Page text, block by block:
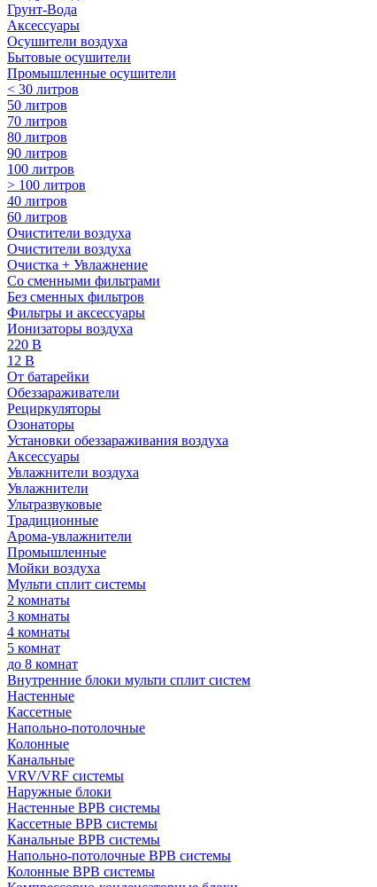
Грунт-Вода
Аксессуары
Осушители воздуха
Бытовые осушители
Промышленные осушители
< 30 литров
50 литров
70 литров
80 литров
90 литров
100 литров
> 100 литров
40 литров
60 литров
Очистители воздуха
Очистители воздуха
Очистка + Увлажнение
Cо сменными фильтрами
Без сменных фильтров
Фильтры и аксессуары
Ионизаторы воздуха
220 В
12 В
От батарейки
Обеззараживатели
Рециркуляторы
Озонаторы
Установки обеззараживания воздуха
Аксессуары
Увлажнители воздуха
Увлажнители
Ультразвуковые
Традиционные
Арома-увлажнители
Промышленные
Мойки воздуха
Мульти сплит системы
2 комнаты
3 комнаты
4 комнаты
5 комнат
до 8 комнат
Внутренние блоки мульти сплит систем
Настенные
Кассетные
Напольно-потолочные
Колонные
Канальные
VRV/VRF системы
Наружные блоки
Настенные ВРВ системы
Кассетные ВРВ системы
Канальные ВРВ системы
Напольно-потолочные ВРВ системы
Колонные ВРВ системы